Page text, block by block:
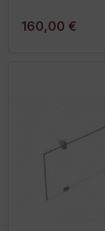
160,00 €